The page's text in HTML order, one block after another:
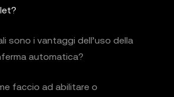
sono i vantaggi dell’uso della
automatica?
faccio ad abilitare o